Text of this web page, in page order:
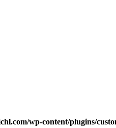
wp-content/plugins/